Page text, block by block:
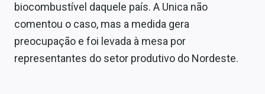
biocombustível daquele país. A Unica não
comentou o caso, mas a medida gera
preocupação e foi levada à mesa por
representantes do setor produtivo do Nordeste.